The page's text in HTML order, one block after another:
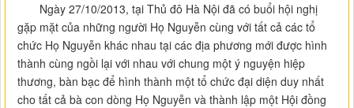
Ngày 27/10/2013, tại Thủ đô Hà Nội đã có buổi hội nghị
gặp mặt của những người Họ Nguyễn cùng với tất cả các tổ
chức Họ Nguyễn khác nhau tại các địa phương mới được hình
thành cùng ngồi lại với nhau với chung một ý nguyện hiệp
thương, bàn bạc để hình thành một tổ chức đại diện duy nhất
cho tất cả bà con dòng Họ Nguyễn và thành lập một Hội đồng